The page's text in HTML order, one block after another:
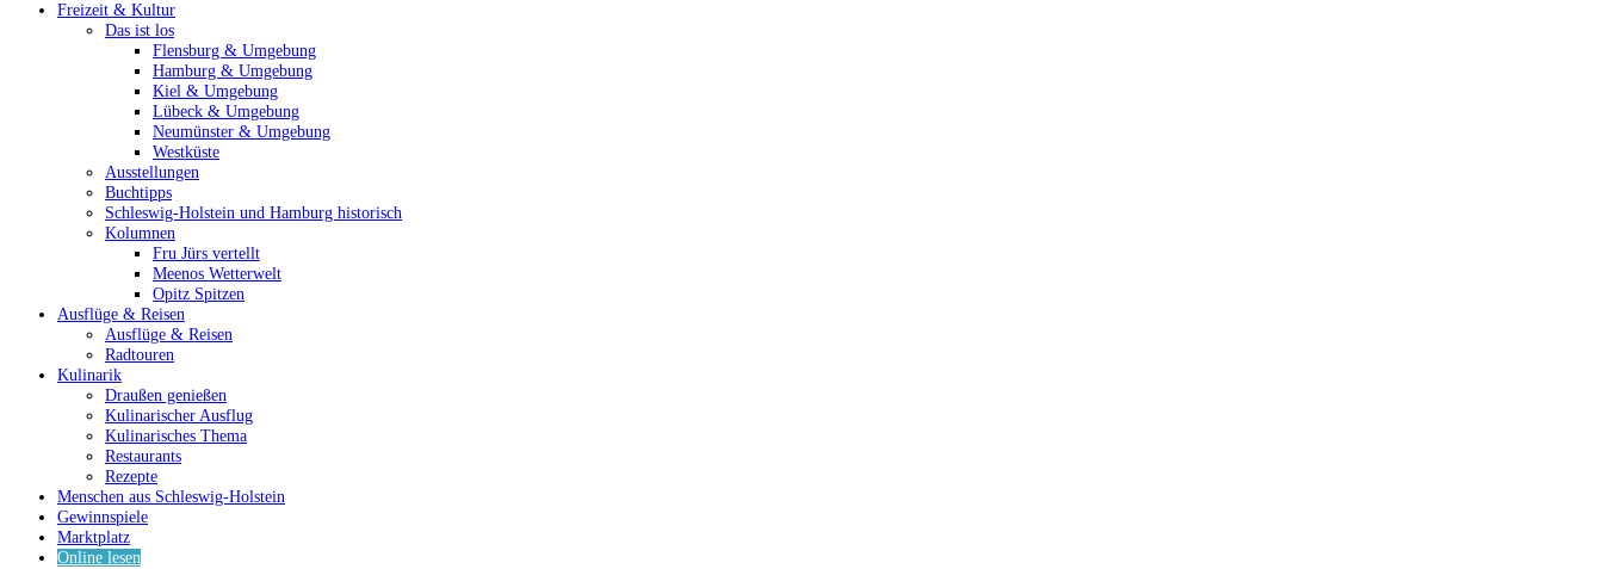
Freizeit & Kultur
Das ist los
Flensburg & Umgebung
Hamburg & Umgebung
Kiel & Umgebung
Lübeck & Umgebung
Neumünster & Umgebung
Westküste
Ausstellungen
Buchtipps
Schleswig-Holstein und Hamburg historisch
Kolumnen
Fru Jürs vertellt
Meenos Wetterwelt
Opitz Spitzen
Ausflüge & Reisen
Ausflüge & Reisen
Radtouren
Kulinarik
Draußen genießen
Kulinarischer Ausflug
Kulinarisches Thema
Restaurants
Rezepte
Menschen aus Schleswig-Holstein
Gewinnspiele
Marktplatz
Online lesen